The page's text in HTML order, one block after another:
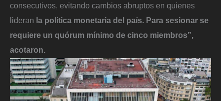
consecutivos, evitando cambios abruptos en quienes
lideran la política monetaria del país. Para sesionar se
requiere un quórum mínimo de cinco miembros”,
acotaron.